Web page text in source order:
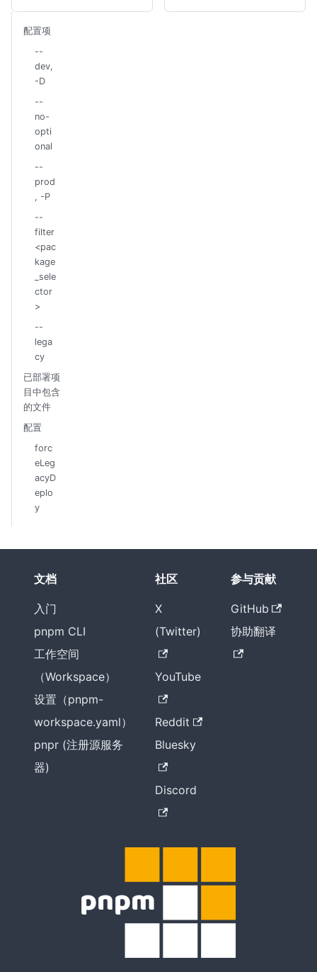
配置项
--
dev,
-D
--
no-
opti
onal
--
prod
, -P
--
filter
<pac
kage
_sele
ctor
>
--
lega
cy
已部署项
目中包含
的文件
配置
forc
eLeg
acyD
eplo
y
文档
入门
pnpm CLI
工作空间
（Workspace）
设置（pnpm-
workspace.yaml）
pnpr (注册源服务
器)
社区
X
(Twitter)
YouTube
Reddit
Bluesky
Discord
参与贡献
GitHub
协助翻译